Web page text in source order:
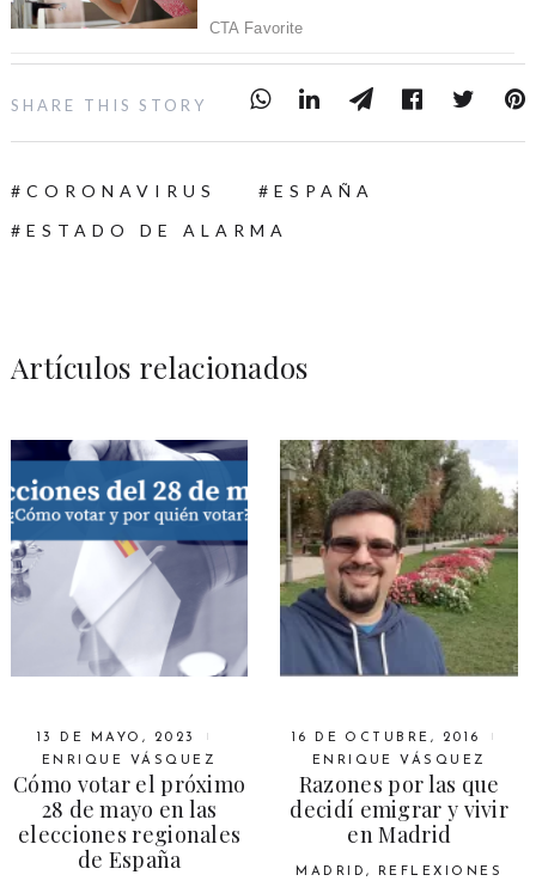
SHARE THIS STORY
CORONAVIRUS
ESPAÑA
ESTADO DE ALARMA
Artículos relacionados
13 DE MAYO, 2023
ENRIQUE VÁSQUEZ
Cómo votar el próximo
28 de mayo en las
elecciones regionales
de España
16 DE OCTUBRE, 2016
ENRIQUE VÁSQUEZ
Razones por las que
decidí emigrar y vivir
en Madrid
MADRID , REFLEXIONES